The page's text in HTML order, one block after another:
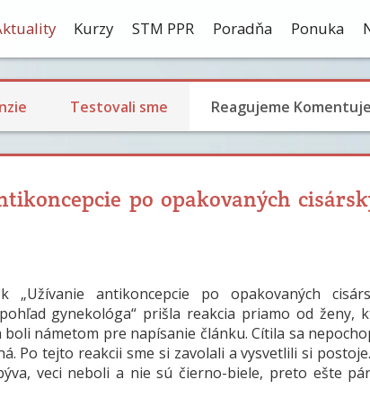
Kurzy STM PPR Poradňa Ponuka
Testovali sme Reagujeme
po opakovaných
„Užívanie antikoncepcie po opakovaných
gynekológa“ prišla reakcia priamo od ženy,
boli námetom pre napísanie článku. Cítila sa
Po tejto reakcii sme si zavolali a vysvetlili si
veci neboli a nie sú čierno-biele, preto ešte